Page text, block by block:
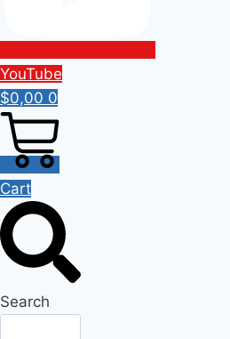
YouTube
$0,00 0
Cart
Search